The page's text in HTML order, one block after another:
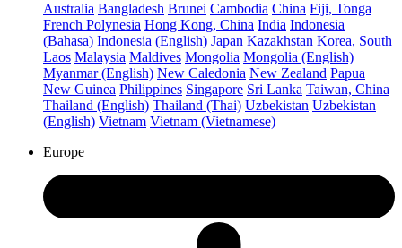
Australia Bangladesh Brunei Cambodia China Fiji, Tonga
French Polynesia Hong Kong, China India Indonesia
(Bahasa) Indonesia (English) Japan Kazakhstan Korea, South
Laos Malaysia Maldives Mongolia Mongolia (English)
Myanmar (English) New Caledonia New Zealand Papua
New Guinea Philippines Singapore Sri Lanka Taiwan, China
Thailand (English) Thailand (Thai) Uzbekistan Uzbekistan
(English) Vietnam Vietnam (Vietnamese)
Europe